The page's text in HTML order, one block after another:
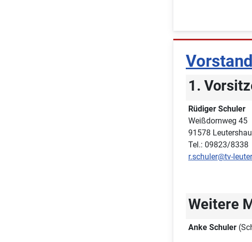
1.
Rüdiger Schuler
Weißdornweg 45
91578
Tel.: 09823/8338
r.schuler@tv-
Weitere
Anke Schuler